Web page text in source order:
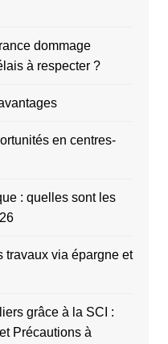
dommage
à respecter ?
en centres-
: quelles sont les
travaux via épargne et
grâce à la SCI :
Précautions à